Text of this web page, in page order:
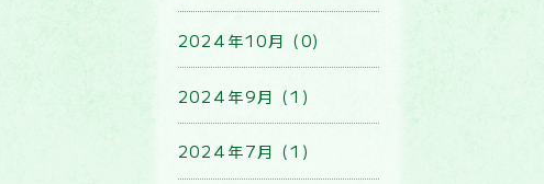
2024年10月 (0)
2024年9月 (1)
2024年7月 (1)